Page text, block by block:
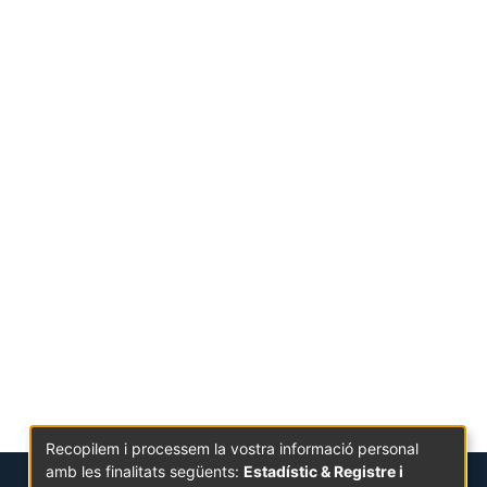
Recopilem i processem la vostra informació personal
amb les finalitats següents: Estadístic & Registre i